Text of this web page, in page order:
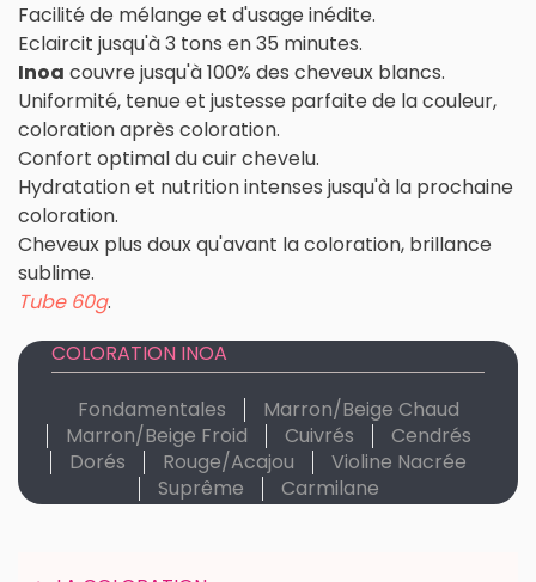
Facilité de mélange et d'usage inédite.
Eclaircit jusqu'à 3 tons en 35 minutes.
Inoa couvre jusqu'à 100% des cheveux blancs.
Uniformité, tenue et justesse parfaite de la couleur,
coloration après coloration.
Confort optimal du cuir chevelu.
Hydratation et nutrition intenses jusqu'à la prochaine
coloration.
Cheveux plus doux qu'avant la coloration, brillance
sublime.
Tube 60g.
COLORATION INOA
Fondamentales
Marron/Beige Chaud
Marron/Beige Froid
Cuivrés
Cendrés
Dorés
Rouge/Acajou
Violine Nacrée
Suprême
Carmilane